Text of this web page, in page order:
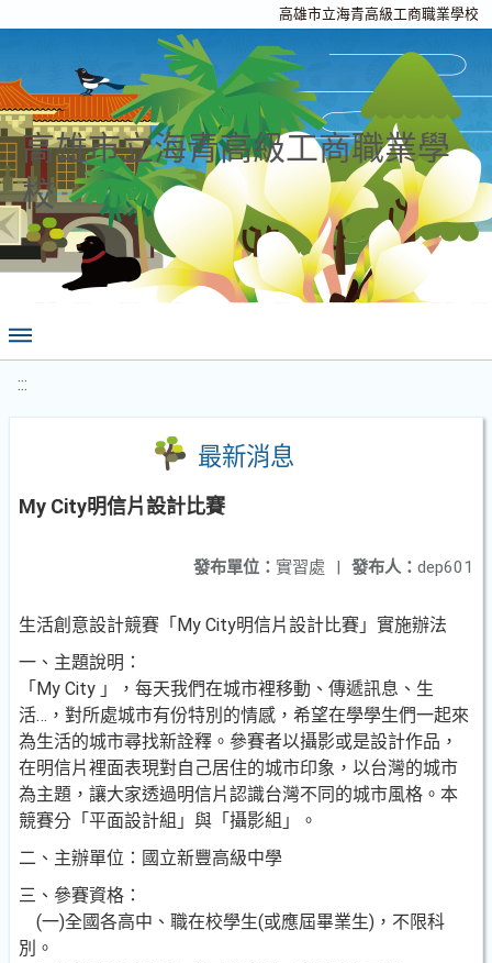
高雄市立海青高級工商職業學校
高雄市立海青高級工商職業學
校
:::
最新消息
My City明信片設計比賽
發布人： dep601
發布單位： 實習處 |
生活創意設計競賽「My City明信片設計比賽」實施辦法
一、主題說明：
「My City 」，每天我們在城市裡移動、傳遞訊息、生
活…，對所處城市有份特別的情感，希望在學學生們一起來
為生活的城市尋找新詮釋。參賽者以攝影或是設計作品，
在明信片裡面表現對自己居住的城市印象，以台灣的城市
為主題，讓大家透過明信片認識台灣不同的城市風格。本
競賽分「平面設計組」與「攝影組」。
二、主辦單位：國立新豐高級中學
三、參賽資格：
(一)全國各高中、職在校學生(或應屆畢業生)，不限科
別。